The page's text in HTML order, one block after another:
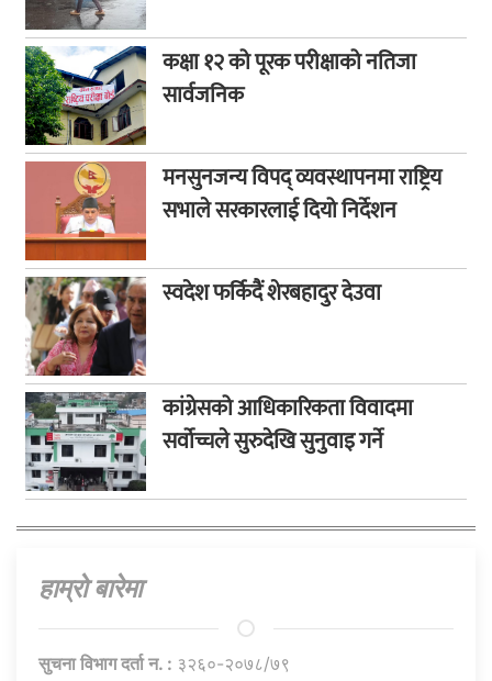
कक्षा १२ को पूरक परीक्षाको नतिजा
सार्वजनिक
मनसुनजन्य विपद् व्यवस्थापनमा राष्ट्रिय
सभाले सरकारलाई दियो निर्देशन
स्वदेश फर्किदैं शेरबहादुर देउवा
कांग्रेसको आधिकारिकता विवादमा
सर्वोच्चले सुरुदेखि सुनुवाइ गर्ने
हाम्राे बारेमा
सुचना विभाग दर्ता न. : ३२६०-२०७८/७९